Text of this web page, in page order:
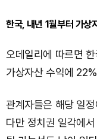
한국, 내년 1월부터 가
오데일리에 따르면
가상자산 수익에
관계자들은 해당 일
다만 정치권 일각에